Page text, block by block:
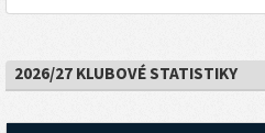
2026/27 KLUBOVÉ STATISTIKY